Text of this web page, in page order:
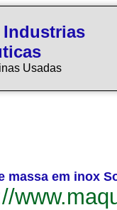
Industrias
Usadas
massa em inox